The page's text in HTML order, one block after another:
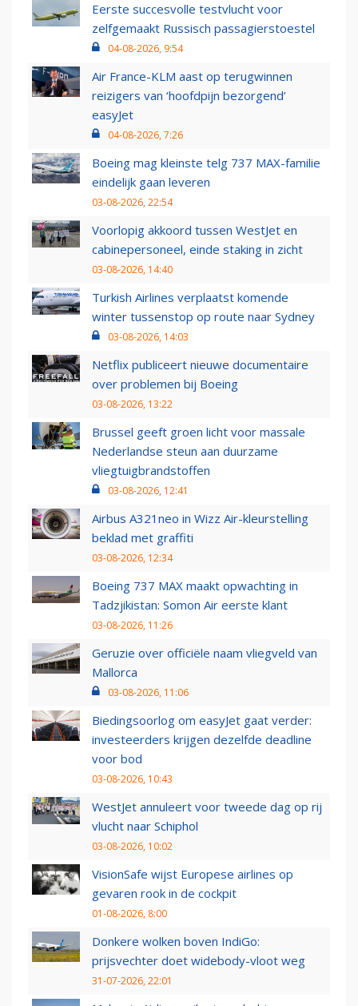
Eerste succesvolle testvlucht voor
zelfgemaakt Russisch passagierstoestel
04-08-2026, 9:54
Air France-KLM aast op terugwinnen
reizigers van ‘hoofdpijn bezorgend’
easyJet
04-08-2026, 7:26
Boeing mag kleinste telg 737 MAX-familie
eindelijk gaan leveren
03-08-2026, 22:54
Voorlopig akkoord tussen WestJet en
cabinepersoneel, einde staking in zicht
03-08-2026, 14:40
Turkish Airlines verplaatst komende
winter tussenstop op route naar Sydney
03-08-2026, 14:03
Netflix publiceert nieuwe documentaire
over problemen bij Boeing
03-08-2026, 13:22
Brussel geeft groen licht voor massale
Nederlandse steun aan duurzame
vliegtuigbrandstoffen
03-08-2026, 12:41
Airbus A321neo in Wizz Air-kleurstelling
beklad met graffiti
03-08-2026, 12:34
Boeing 737 MAX maakt opwachting in
Tadzjikistan: Somon Air eerste klant
03-08-2026, 11:26
Geruzie over officiële naam vliegveld van
Mallorca
03-08-2026, 11:06
Biedingsoorlog om easyJet gaat verder:
investeerders krijgen dezelfde deadline
voor bod
03-08-2026, 10:43
WestJet annuleert voor tweede dag op rij
vlucht naar Schiphol
03-08-2026, 10:02
VisionSafe wijst Europese airlines op
gevaren rook in de cockpit
01-08-2026, 8:00
Donkere wolken boven IndiGo:
prijsvechter doet widebody-vloot weg
31-07-2026, 22:01